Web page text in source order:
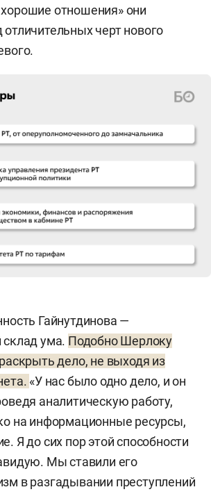
отношения» они
черт нового
Гайнутдинова —
склад ума. Подобно Шерлоку
дело, не выходя из
«У нас было одно дело, и он
аналитическую работу,
на информационные ресурсы,
Я до сих пор этой способности
Мы ставили его
в разгадывании преступлений